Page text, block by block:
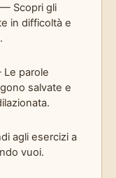
— Scopri gli
in difficoltà e
parole
salvate e
agli esercizi a
vuoi.